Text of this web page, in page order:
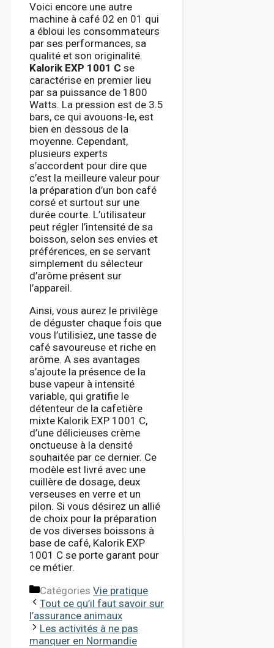
Voici encore une autre
machine à café 02 en 01 qui
a ébloui les consommateurs
par ses performances, sa
qualité et son originalité.
Kalorik EXP 1001 C se
caractérise en premier lieu
par sa puissance de 1800
Watts. La pression est de 3.5
bars, ce qui avouons-le, est
bien en dessous de la
moyenne. Cependant,
plusieurs experts
s’accordent pour dire que
c’est la meilleure valeur pour
la préparation d’un bon café
corsé et surtout sur une
durée courte. L’utilisateur
peut régler l’intensité de sa
boisson, selon ses envies et
préférences, en se servant
simplement du sélecteur
d’arôme présent sur
l’appareil.
Ainsi, vous aurez le privilège
de déguster chaque fois que
vous l’utilisiez, une tasse de
café savoureuse et riche en
arôme. A ses avantages
s’ajoute la présence de la
buse vapeur à intensité
variable, qui gratifie le
détenteur de la cafetière
mixte Kalorik EXP 1001 C,
d’une délicieuses crème
onctueuse à la densité
souhaitée par ce dernier. Ce
modèle est livré avec une
cuillère de dosage, deux
verseuses en verre et un
pilon. Si vous désirez un allié
de choix pour la préparation
de vos diverses boissons à
base de café, Kalorik EXP
1001 C se porte garant pour
ce métier.
Catégories Vie pratique
Tout ce qu’il faut savoir sur
l’assurance animaux
Les activités à ne pas
manquer en Normandie